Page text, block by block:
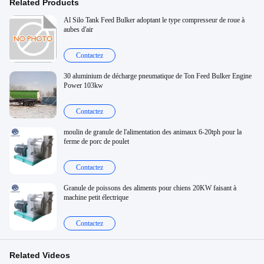
Related Products
Al Silo Tank Feed Bulker adoptant le type compresseur de roue à
aubes d'air
Contactez
30 aluminium de décharge pneumatique de Ton Feed Bulker Engine
Power 103kw
Contactez
moulin de granule de l'alimentation des animaux 6-20tph pour la
ferme de porc de poulet
Contactez
Granule de poissons des aliments pour chiens 20KW faisant à
machine petit électrique
Contactez
Related Videos